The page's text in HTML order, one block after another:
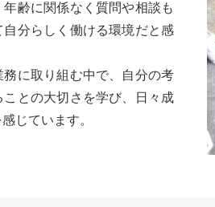
齢に関係なく質問や相談も
分らしく働ける環境だと感
に取り組む中で、自分の考
との大切さを学び、日々成
感じています。